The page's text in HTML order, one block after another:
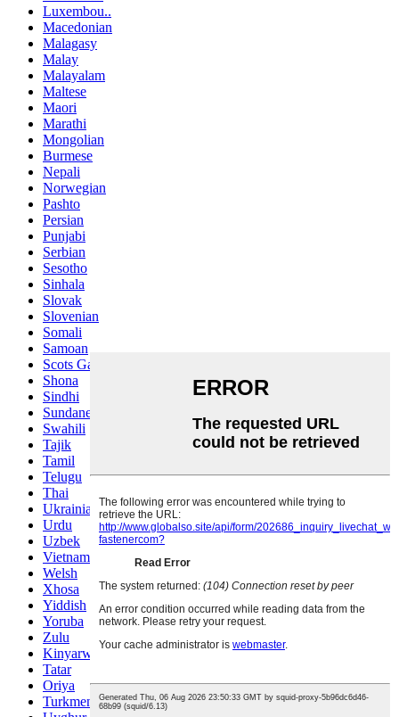
Luxembou..
Macedonian
Malagasy
Malay
Malayalam
Maltese
Maori
Marathi
Mongolian
Burmese
Nepali
Norwegian
Pashto
Persian
Punjabi
Serbian
Sesotho
Sinhala
Slovak
Slovenian
Somali
Samoan
Scots Gaelic
Shona
Sindhi
Sundanese
Swahili
Tajik
Tamil
Telugu
Thai
Ukrainian
Urdu
Uzbek
Vietnamese
Welsh
Xhosa
Yiddish
Yoruba
Zulu
Kinyarwanda
Tatar
Oriya
Turkmen